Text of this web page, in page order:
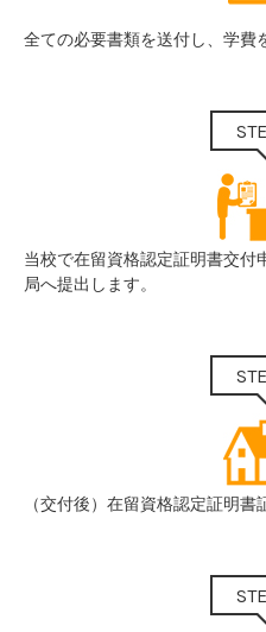
全ての必要書類を送付し、学費
当校で在留資格認定証明書交付
局へ提出します。
（交付後）在留資格認定証明書